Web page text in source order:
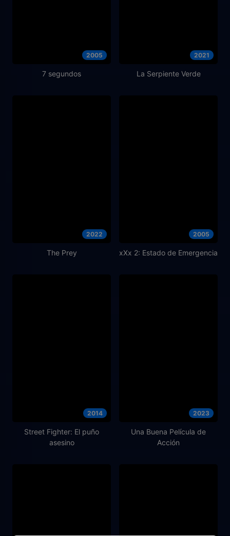
2005
7 segundos
2021
La Serpiente Verde
2022
The Prey
2005
xXx 2: Estado de Emergencia
2014
Street Fighter: El puño
asesino
2023
Una Buena Película de
Acción